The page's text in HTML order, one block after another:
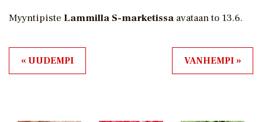
Myyntipiste Lammilla S-marketissa avataan to 13.6.
VANHEMPI »
« UUDEMPI